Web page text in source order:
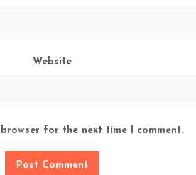
Website
for the next time I comment.